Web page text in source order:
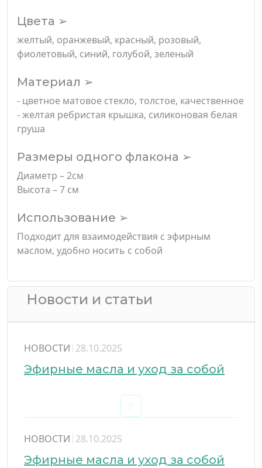
Цвета ➢
желтый, оранжевый, красный, розовый,
фиолетовый, синий, голубой, зеленый
Материал ➢
- цветное матовое стекло, толстое, качественное
- желтая ребристая крышка, силиконовая белая
груша
Размеры одного флакона ➢
Диаметр – 2см
Высота – 7 см
Использование ➢
Подходит для взаимодействия с эфирным
маслом, удобно носить с собой
Новости и статьи
НОВОСТИ 28.10.2025
Эфирные масла и уход за собой
НОВОСТИ 28.10.2025
Эфирные масла и уход за собой